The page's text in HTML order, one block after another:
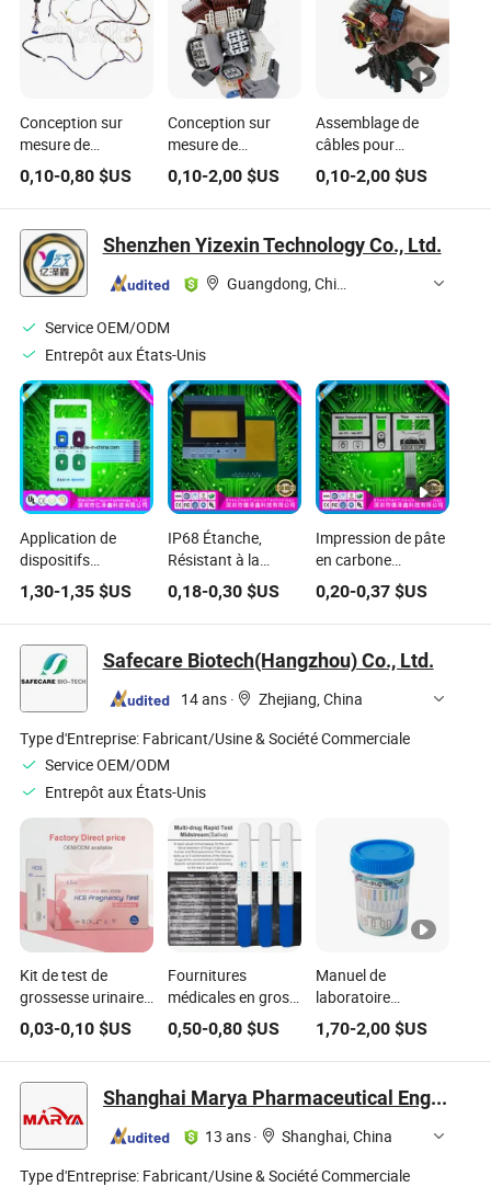
Conception sur
mesure de
machines
industrielles,
équipements
médicaux, faisceau
de câbles,
assemblage
complet de câbles
0,10-0,80 $US
Conception sur
mesure de
machines
industrielles,
équipements
médicaux,
équipements
ménagers,
assemblage de
faisceaux de câbles
0,10-2,00$US
Assemblage de
câbles pour
machines
industrielles
personnalisées,
équipements
médicaux,
automobiles,
0,10-2,00$US
Shenzhen Yizexin Technology Co., Ltd.
Guangdong, China
Service OEM/ODM
Entrepôt aux États-Unis
Application de
dispositifs
médicaux
interrupteur à
membrane avec
touches
multicolores
1,30-1,35 $US
IP68 Étanche,
Résistant à la
Poussière, Dôme
Métallique, PVC,
Pet, PC, FPC, ITO,
Impression de Pâte
de Carbone
Argenté,
Membrane Tactile
Personnalisé, pour
Industriel et
Domestique
0,18-0,30$US
Impression de pâte
en carbone
argentée, étanche
et résistante à la
poussière, dôme
métallique FPC, PC
PET, ITO,
commutateur à
membrane,
superposition
médicales et
domestiques
0,20-0,37$US
Safecare Biotech(Hangzhou) Co., Ltd.
14 ans ·
Zhejiang, China
Type d'Entreprise: Fabricant/Usine & Société Commerciale
Service OEM/ODM
Entrepôt aux États-Unis
Kit de test de
grossesse urinaire
rapide HCG manuel
à une étape pour
usage domestique
dispositif médical
pour analyse
pathologique
0,03-0,10 $US
Fournitures
médicales en gros
Coc Met Opi Bzo
amphétamines test
de salive urine test
de salive
0,50-0,80$US
Manuel de
laboratoire
professionnel
Dispositifs
médicaux en
plastique pour
usage domestique
Coupelles
d'urinalyse pour
tests de drogues 16
1,70-2,00$US
Shanghai Marya Pharmaceutical Engineering & Project Co., Ltd.
13 ans·
Shanghai, China
Type d'Entreprise: Fabricant/Usine & Société Commerciale